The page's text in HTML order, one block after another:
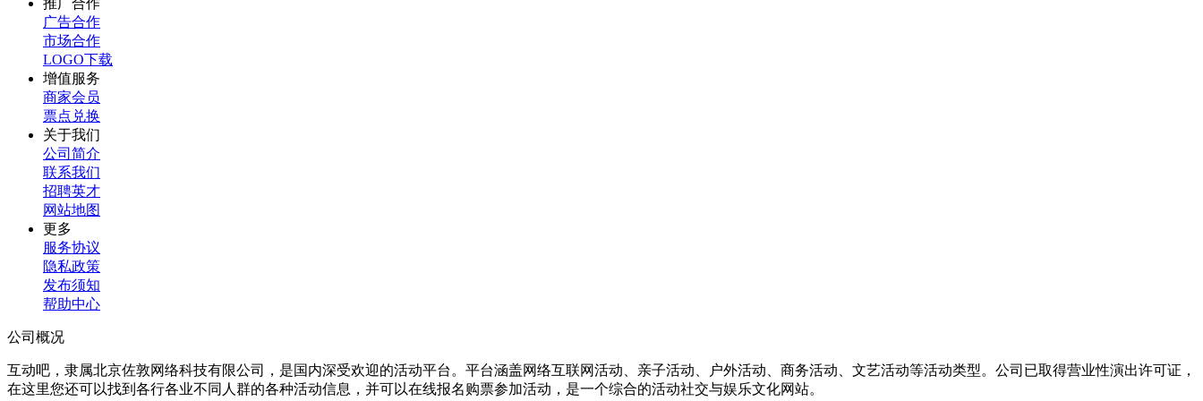
推广合作
广告合作
市场合作
LOGO下载
增值服务
商家会员
票点兑换
关于我们
公司简介
联系我们
招聘英才
网站地图
更多
服务协议
隐私政策
发布须知
帮助中心
公司概况
互动吧，隶属北京佐敦网络科技有限公司，是国内深受欢迎的活动平台。平台涵盖网络互联网活动、亲子活动、户外活动、商务活动、文艺活动等活动类型。公司已取得营业性演出许可证，
在这里您还可以找到各行各业不同人群的各种活动信息，并可以在线报名购票参加活动，是一个综合的活动社交与娱乐文化网站。